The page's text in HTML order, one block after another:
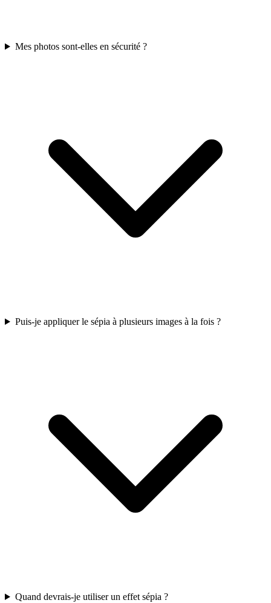
Mes photos sont-elles en sécurité ?
Puis-je appliquer le sépia à plusieurs images à la fois ?
Quand devrais-je utiliser un effet sépia ?